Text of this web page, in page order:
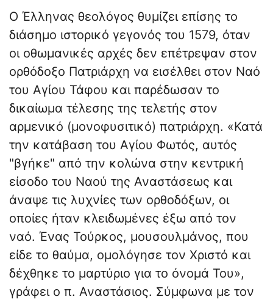
Ο Έλληνας θεολόγος θυμίζει επίσης το
διάσημο ιστορικό γεγονός του 1579, όταν
οι οθωμανικές αρχές δεν επέτρεψαν στον
ορθόδοξο Πατριάρχη να εισέλθει στον Ναό
του Αγίου Τάφου και παρέδωσαν το
δικαίωμα τέλεσης της τελετής στον
αρμενικό (μονοφυσιτικό) πατριάρχη. «Κατά
την κατάβαση του Αγίου Φωτός, αυτός
"βγήκε" από την κολώνα στην κεντρική
είσοδο του Ναού της Αναστάσεως και
άναψε τις λυχνίες των ορθοδόξων, οι
οποίες ήταν κλειδωμένες έξω από τον
ναό. Ένας Τούρκος, μουσουλμάνος, που
είδε το θαύμα, ομολόγησε τον Χριστό και
δέχθηκε το μαρτύριο για το όνομά Του»,
γράφει ο π. Αναστάσιος. Σύμφωνα με τον